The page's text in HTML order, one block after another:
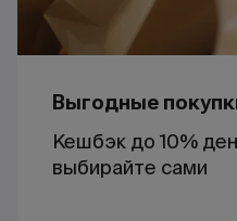
Выгодные
Кешбэк до 10%
выбирайте сами